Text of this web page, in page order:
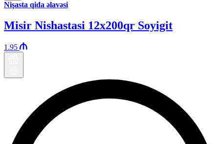
Nişasta qida əlavəsi
Misir Nishastasi 12x200qr Soyigit
1.95